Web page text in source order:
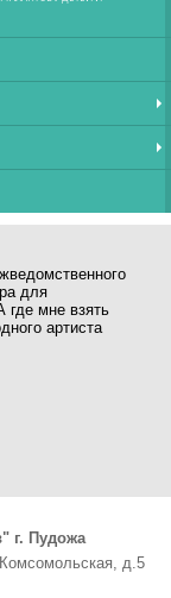
для
где мне взять
артиста
г. Пудожа
д.5